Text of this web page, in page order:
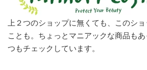
上２つのショップに無くても、このシ
ことも。ちょっとマニアックな商品も
つもチェックしています。